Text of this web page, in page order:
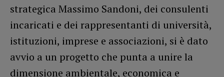
strategica Massimo Sandoni, dei consulenti
incaricati e dei rappresentanti di università,
istituzioni, imprese e associazioni, si è dato
avvio a un progetto che punta a unire la
dimensione ambientale, economica e